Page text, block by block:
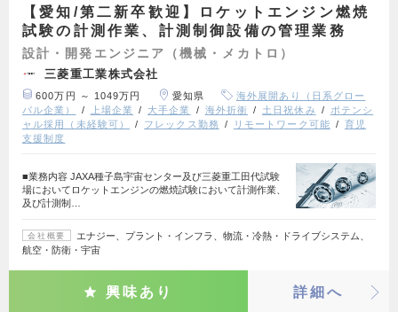
【愛知/第二新卒歓迎】ロケットエンジン燃焼
試験の計測作業、計測制御設備の管理業務
設計・開発エンジニア（機械・メカトロ）
三菱重工業株式会社
600万円 ～ 1049万円 愛知県
海外展開あり（日系グロー
バル企業）
上場企業 大手企業 海外折衝 土日祝休み
ポテンシ
ャル採用（未経験可）
フレックス勤務 リモートワーク可能
育児
支援制度
■業務内容 JAXA種子島宇宙センター及び三菱重工田代試験
場においてロケットエンジンの燃焼試験において計測作業、
及び計測制…
会社概要
エナジー、プラント・インフラ、物流・冷熱・ドライブシステム、
航空・防衛・宇宙
興味あり 詳細へ